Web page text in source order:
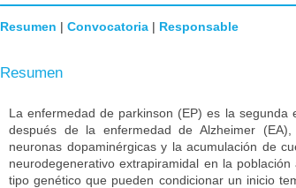
Resumen | Convocatoria | Responsable
Resumen
La enfermedad de parkinson (EP) es la segunda
después de la enfermedad de Alzheimer
neuronas dopaminérgicas y la acumulación de
neurodegenerativo extrapiramidal en la
tipo genético que pueden condicionar un inicio